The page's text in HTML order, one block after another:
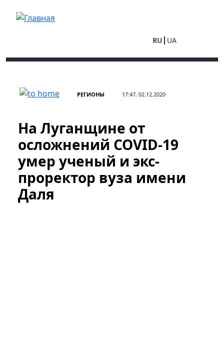
RU UA
РЕГИОНЫ 17:47, 02.12.2020
На Луганщине от
осложнений COVID-19
умер ученый и экс-
проректор вуза имени
Даля